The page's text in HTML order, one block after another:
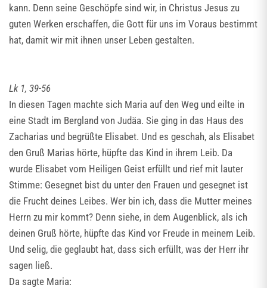
kann. Denn seine Geschöpfe sind wir, in Christus Jesus zu
guten Werken erschaffen, die Gott für uns im Voraus bestimmt
hat, damit wir mit ihnen unser Leben gestalten.
Lk 1, 39-56
In diesen Tagen machte sich Maria auf den Weg und eilte in
eine Stadt im Bergland von Judäa. Sie ging in das Haus des
Zacharias und begrüßte Elisabet. Und es geschah, als Elisabet
den Gruß Marias hörte, hüpfte das Kind in ihrem Leib. Da
wurde Elisabet vom Heiligen Geist erfüllt und rief mit lauter
Stimme: Gesegnet bist du unter den Frauen und gesegnet ist
die Frucht deines Leibes. Wer bin ich, dass die Mutter meines
Herrn zu mir kommt? Denn siehe, in dem Augenblick, als ich
deinen Gruß hörte, hüpfte das Kind vor Freude in meinem Leib.
Und selig, die geglaubt hat, dass sich erfüllt, was der Herr ihr
sagen ließ.
Da sagte Maria: